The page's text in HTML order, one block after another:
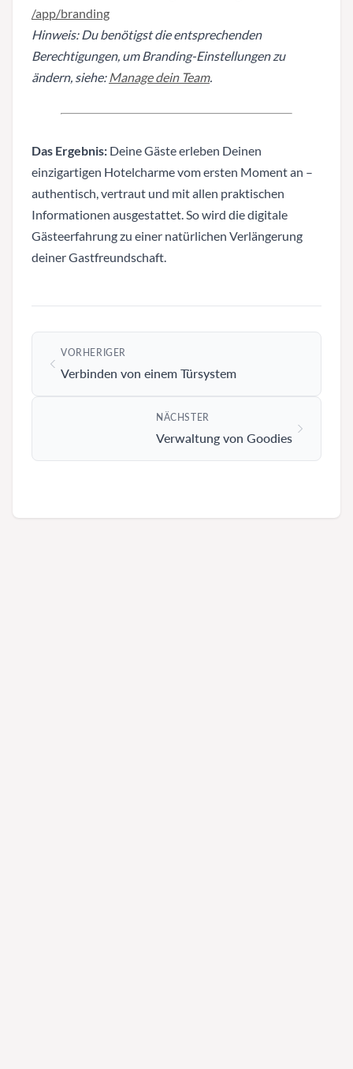
/app/branding
Hinweis: Du benötigst die entsprechenden
Berechtigungen, um Branding-Einstellungen zu
ändern, siehe:Manage dein Team.
Das Ergebnis: Deine Gäste erleben Deinen
einzigartigen Hotelcharme vom ersten Moment an –
authentisch, vertraut und mit allen praktischen
Informationen ausgestattet. So wird die digitale
Gästeerfahrung zu einer natürlichen Verlängerung
deiner Gastfreundschaft.
VORHERIGER
Verbinden von einem Türsystem
NÄCHSTER
Verwaltung von Goodies